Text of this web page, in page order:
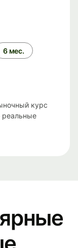
6 мес.
курс